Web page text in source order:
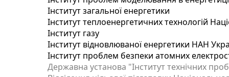
Інститут загальної енергетики
Інститут теплоенергетичних технологій
Інститут газу
Інститут відновлюваної енергетики НАН
Інститут проблем безпеки атомних
Державна установа "Інститут технічних